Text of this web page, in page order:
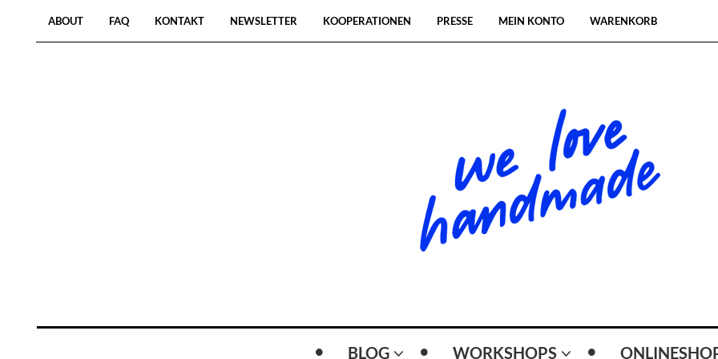
ABOUT FAQ KONTAKT NEWSLETTER KOOPERATIONEN PRESSE MEIN KONTO WARENKORB
BLOG WORKSHOPS